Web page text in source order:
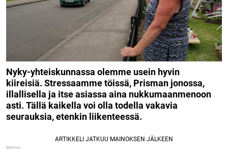
Nyky-yhteiskunnassa olemme usein hyvin
kiireisiä. Stressaamme töissä, Prisman jonossa,
illallisella ja itse asiassa aina nukkumaanmenoon
asti. Tällä kaikella voi olla todella vakavia
seurauksia, etenkin liikenteessä.